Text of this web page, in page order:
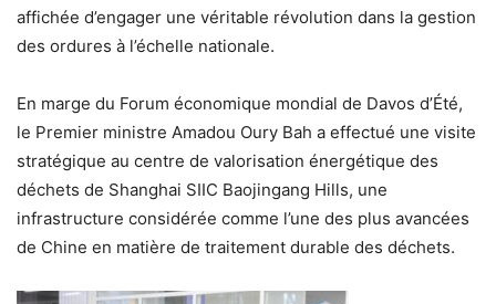
affichée d’engager une véritable révolution dans la gestion
des ordures à l’échelle nationale.
En marge du Forum économique mondial de Davos d’Été,
le Premier ministre Amadou Oury Bah a effectué une visite
stratégique au centre de valorisation énergétique des
déchets de Shanghai SIIC Baojingang Hills, une
infrastructure considérée comme l’une des plus avancées
de Chine en matière de traitement durable des déchets.